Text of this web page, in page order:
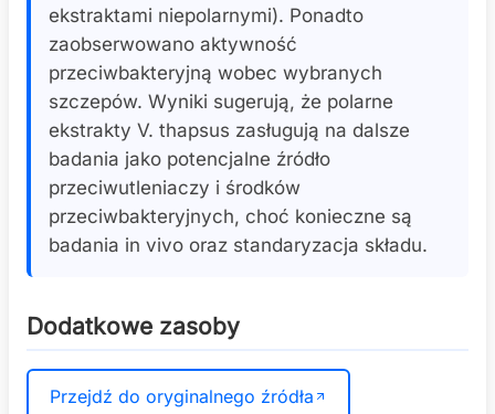
ekstraktami niepolarnymi). Ponadto
zaobserwowano aktywność
przeciwbakteryjną wobec wybranych
szczepów. Wyniki sugerują, że polarne
ekstrakty V. thapsus zasługują na dalsze
badania jako potencjalne źródło
przeciwutleniaczy i środków
przeciwbakteryjnych, choć konieczne są
badania in vivo oraz standaryzacja składu.
Dodatkowe zasoby
Przejdź do oryginalnego źródła